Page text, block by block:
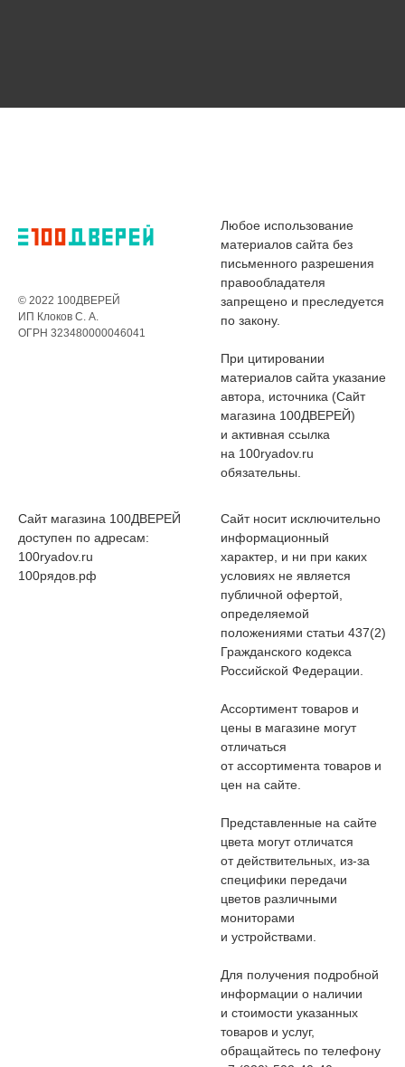
© 2022 100ДВЕРЕЙ
ИП Клоков С. А.
ОГРН 323480000046041
Любое использование
материалов сайта без
письменного разрешения
правообладателя
запрещено и преследуется
по закону.
При цитировании
материалов сайта указание
автора, источника (Сайт
магазина 100ДВЕРЕЙ)
и активная ссылка
на 100ryadov.ru
обязательны.
Сайт магазина 100ДВЕРЕЙ
доступен по адресам:
100ryadov.ru
100рядов.рф
Сайт носит исключительно
информационный
характер, и ни при каких
условиях не является
публичной офертой,
определяемой
положениями статьи 437(2)
Гражданского кодекса
Российской Федерации.
Ассортимент товаров и
цены в магазине могут
отличаться
от ассортимента товаров и
цен на сайте.
Представленные на сайте
цвета могут отличатся
от действительных, из-за
специфики передачи
цветов различными
мониторами
и устройствами.
Для получения подробной
информации о наличии
и стоимости указанных
товаров и услуг,
обращайтесь по телефону